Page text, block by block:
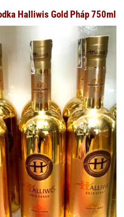
Halliwis Gold Pháp 750ml